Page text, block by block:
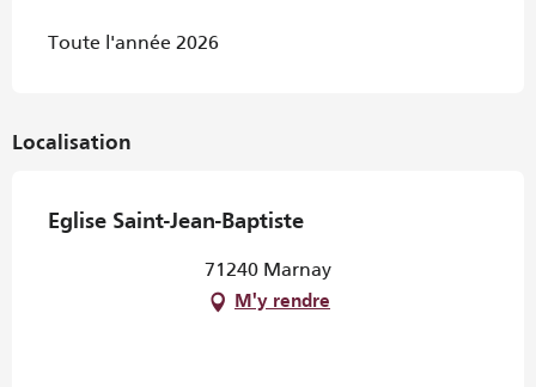
Toute l'année 2026
Localisation
Eglise Saint-Jean-Baptiste
71240 Marnay
M'y rendre